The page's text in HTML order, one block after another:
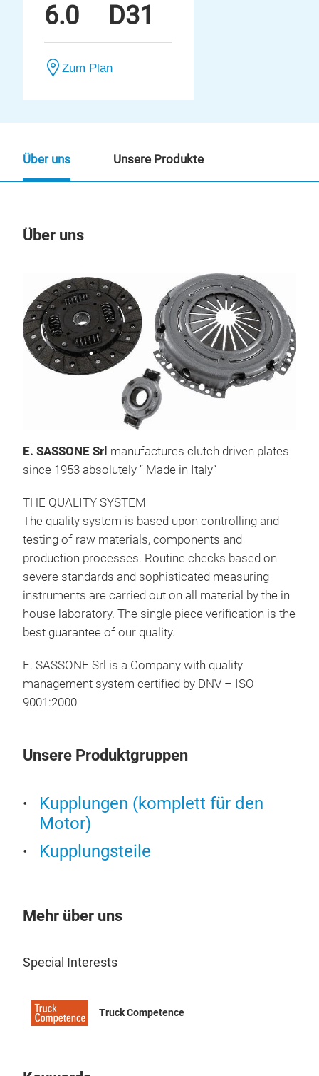
6.0 D31
Zum Plan
Über uns
E. SASSONE Srl manufactures clutch driven plates
since 1953 absolutely “ Made in Italy”
THE QUALITY SYSTEM
The quality system is based upon controlling and
testing of raw materials, components and
production processes. Routine checks based on
severe standards and sophisticated measuring
instruments are carried out on all material by the in
house laboratory. The single piece verification is the
best guarantee of our quality.
E. SASSONE Srl is a Company with quality
management system certified by DNV – ISO
9001:2000
Unsere Produktgruppen
Kupplungen (komplett für den
Motor)
Kupplungsteile
Mehr über uns
Special Interests
Truck Competence
Über uns Unsere Produkte